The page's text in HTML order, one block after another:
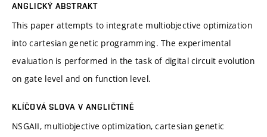
ANGLICKÝ ABSTRAKT
This paper attempts to integrate multiobjective optimization
into cartesian genetic programming. The experimental
evaluation is performed in the task of digital circuit evolution
on gate level and on function level.
KLÍČOVÁ SLOVA V ANGLIČTINĚ
NSGAII, multiobjective optimization, cartesian genetic